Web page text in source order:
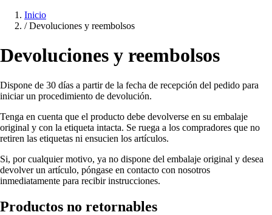
Inicio
/ Devoluciones y reembolsos
Devoluciones y reembolsos
Dispone de 30 días a partir de la fecha de recepción del pedido para
iniciar un procedimiento de devolución.
Tenga en cuenta que el producto debe devolverse en su embalaje
original y con la etiqueta intacta. Se ruega a los compradores que no
retiren las etiquetas ni ensucien los artículos.
Si, por cualquier motivo, ya no dispone del embalaje original y desea
devolver un artículo, póngase en contacto con nosotros
inmediatamente para recibir instrucciones.
Productos no retornables